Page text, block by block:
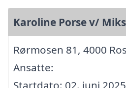
Karoline Porse v/
Rørmosen 81, 4000
Ansatte:
Startdato: 02. juni